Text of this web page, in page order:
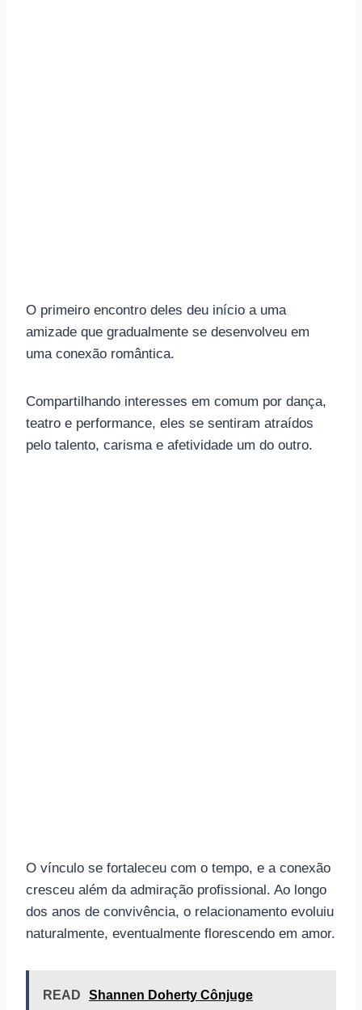
O primeiro encontro deles deu início a uma
amizade que gradualmente se desenvolveu em
uma conexão romântica.
Compartilhando interesses em comum por dança,
teatro e performance, eles se sentiram atraídos
pelo talento, carisma e afetividade um do outro.
O vínculo se fortaleceu com o tempo, e a conexão
cresceu além da admiração profissional. Ao longo
dos anos de convivência, o relacionamento evoluiu
naturalmente, eventualmente florescendo em amor.
READ Shannen Doherty Cônjuge